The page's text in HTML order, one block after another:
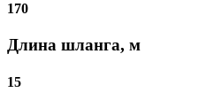
170
Длина шланга, м
15